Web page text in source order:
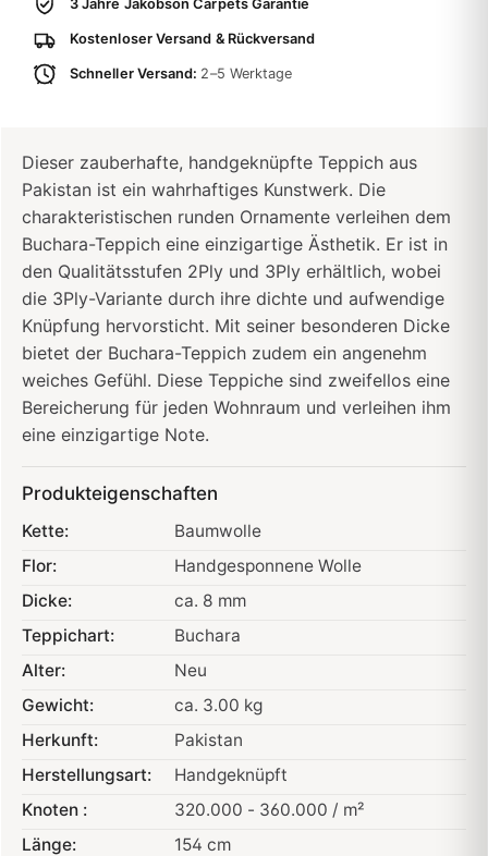
3 Jahre Jakobson Carpets Garantie
Kostenloser Versand & Rückversand
Schneller Versand: 2–5 Werktage
Dieser zauberhafte, handgeknüpfte Teppich aus
Pakistan ist ein wahrhaftiges Kunstwerk. Die
charakteristischen runden Ornamente verleihen dem
Buchara-Teppich eine einzigartige Ästhetik. Er ist in
den Qualitätsstufen 2Ply und 3Ply erhältlich, wobei
die 3Ply-Variante durch ihre dichte und aufwendige
Knüpfung hervorsticht. Mit seiner besonderen Dicke
bietet der Buchara-Teppich zudem ein angenehm
weiches Gefühl. Diese Teppiche sind zweifellos eine
Bereicherung für jeden Wohnraum und verleihen ihm
eine einzigartige Note.
Produkteigenschaften
Kette:
Baumwolle
Flor:
Handgesponnene Wolle
Dicke:
ca. 8 mm
Teppichart:
Buchara
Alter:
Neu
Gewicht:
ca. 3.00 kg
Herkunft:
Pakistan
Herstellungsart:
Handgeknüpft
Knoten :
320.000 - 360.000 / m²
Länge:
154 cm